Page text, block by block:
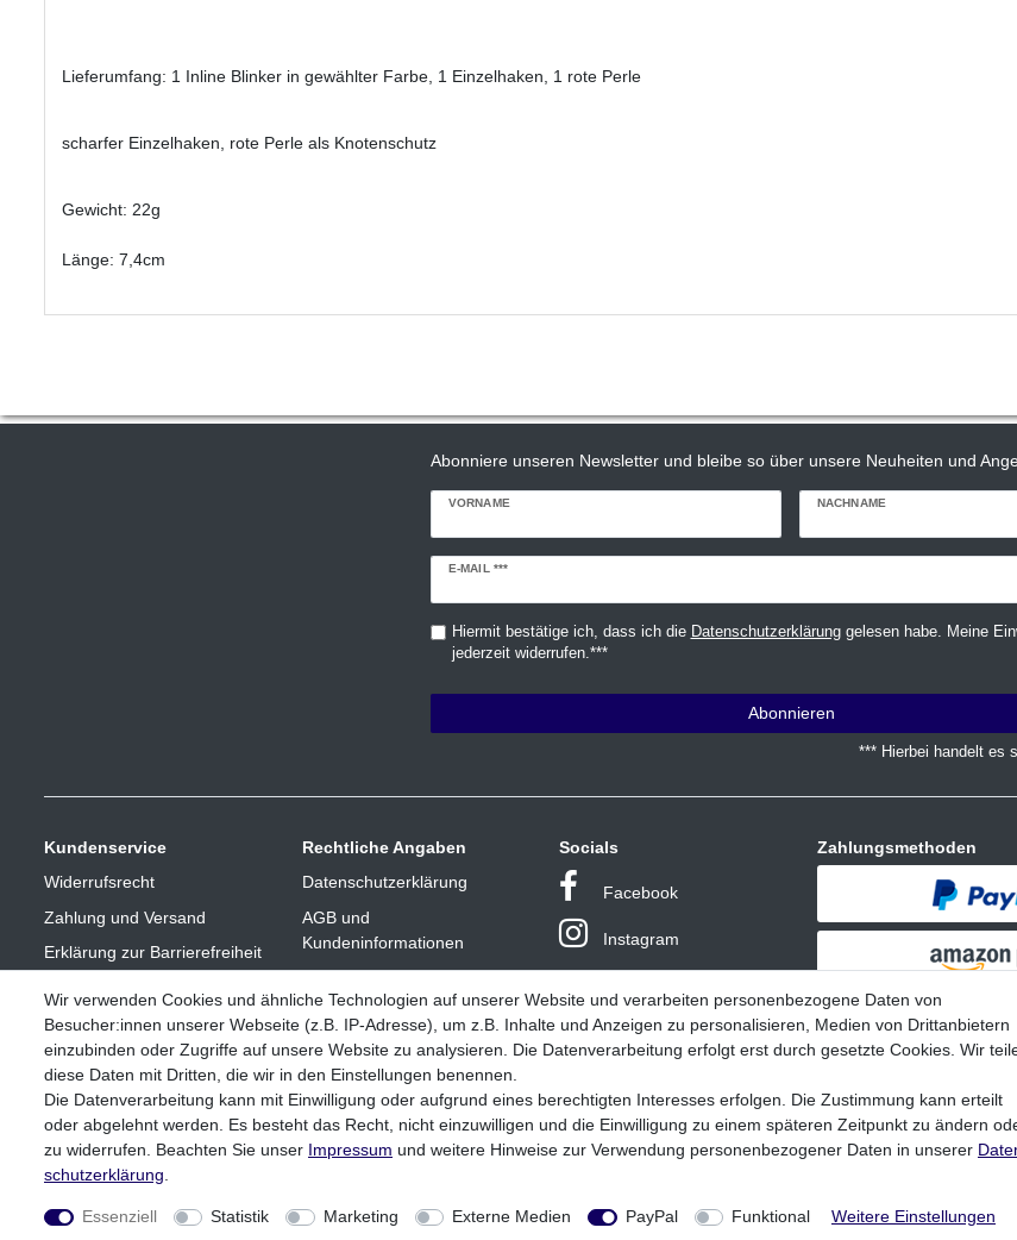
Lieferumfang: 1 Inline Blinker in gewählter Farbe, 1 Einzelhaken, 1 rote Perle
scharfer Einzelhaken, rote Perle als Knotenschutz
Gewicht: 22g
Länge: 7,4cm
Abonniere unseren Newsletter und bleibe so über unsere Neuheiten und
VORNAME NACHNAME
E-MAIL ***
Newsletter
Hiermit bestätige ich, dass ich die Daten­schutz­erklärunggelesen habe. Meine
jederzeit widerrufen.***
Abonnieren
*** Hierbei handelt es
Kundenservice
Widerrufsrecht
Zahlung und Versand
Erklärung zur Barrierefreiheit
Vertrag widerrufen
Rechtliche Angaben
Datenschutzerklärung
AGB und
Kundeninformationen
Impressum
Socials
Facebook
Instagram
Zahlungsmethoden
* Alle Preise inklusive MwSt. zzgl. Versandkosten
** Bei Variantenartikeln mit unterschiedlichen Preisen pro Variante bezieht sich die angegebene UVP auf die Variante mit dem
© Copyright 2026 | Alle Rechte vorbehalten - Troutwerk Fishing
Wir verwenden Cookies und ähnliche Technologien auf unserer Website und verarbeiten personenbezogene Daten von
Besucher:innen unserer Webseite (z.B. IP-Adresse), um z.B. Inhalte und Anzeigen zu personalisieren, Medien von Drittanbietern
einzubinden oder Zugriffe auf unsere Website zu analysieren. Die Datenverarbeitung erfolgt erst durch gesetzte Cookies. Wir
diese Daten mit Dritten, die wir in den Einstellungen benennen.
Die Datenverarbeitung kann mit Einwilligung oder aufgrund eines berechtigten Interesses erfolgen. Die Zustimmung kann erteilt
oder abgelehnt werden. Es besteht das Recht, nicht einzuwilligen und die Einwilligung zu einem späteren Zeitpunkt zu ändern
zu widerrufen. Beachten Sie unser Impressum und weitere Hinweise zur Verwendung personenbezogener Daten in unserer
schutz­erklärung
Essenziell Statistik Marketing Externe Medien PayPal Funktional Weitere Einstellungen